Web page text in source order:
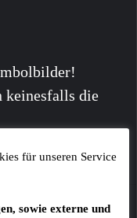
keinesfalls die
für unseren Service
sowie externe und